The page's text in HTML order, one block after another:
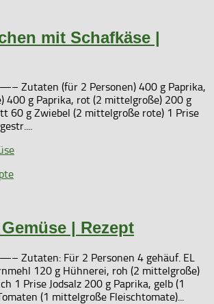
mit Schafkäse |
(für 2 Personen) 400 g Paprika,
400 g Paprika, rot (2 mittelgroße) 200 g
60 g Zwiebel (2 mittelgroße rote) 1 Prise
| Rezept
Für 2 Personen 4 gehäuf. EL
120 g Hühnerei, roh (2 mittelgroße)
1 Prise Jodsalz 200 g Paprika, gelb (1
(1 mittelgroße Fleischtomate)...